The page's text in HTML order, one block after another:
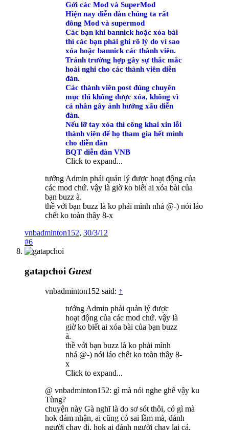
Gởi các Mod và SuperMod
Hiện nay diễn đàn chúng ta rất
đông Mod và supermod
Các bạn khi bannick hoặc xóa bài
thì các bạn phải ghi rõ lý do vì sao
xóa hoặc bannick các thành viên.
Tránh trường hợp gây sự thắc mắc
hoài nghi cho các thành viên diễn
đàn.
Các thành viên post đúng chuyên
mục thì không được xóa, không vì
cá nhân gây ảnh hưởng xấu diễn
đàn.
Nếu lỡ tay xóa thì công khai xin lỗi
thành viên để họ tham gia hết mình
cho diễn đàn
BQT diễn đàn VNB
Click to expand...
tưởng Admin phải quản lý được hoạt động của
các mod chứ. vậy là giờ ko biết ai xóa bài của
bạn buzz à.
thề với bạn buzz là ko phải mình nhá @-) nói láo
chết ko toàn thây 8-x
vnbadminton152, 30/3/12
#6
gatapchoi Guest
vnbadminton152 said: ↑
tưởng Admin phải quản lý được
hoạt động của các mod chứ. vậy là
giờ ko biết ai xóa bài của bạn buzz
à.
thề với bạn buzz là ko phải mình
nhá @-) nói láo chết ko toàn thây 8-
x
Click to expand...
@ vnbadminton152: gì mà nói nghe ghê vậy ku
Tùng?
chuyện này Gà nghĩ là do sơ sót thôi, có gì mà
hok dám nhận, ai cũng có sai lầm mà, đánh
người chạy đi, hok ai đánh người chạy lại cả,